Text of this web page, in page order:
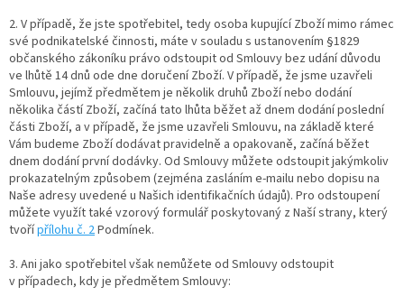
2. V případě, že jste spotřebitel, tedy osoba kupující Zboží mimo rámec
své podnikatelské činnosti, máte v souladu s ustanovením §1829
občanského zákoníku právo odstoupit od Smlouvy bez udání důvodu
ve lhůtě 14 dnů ode dne doručení Zboží. V případě, že jsme uzavřeli
Smlouvu, jejímž předmětem je několik druhů Zboží nebo dodání
několika částí Zboží, začíná tato lhůta běžet až dnem dodání poslední
části Zboží, a v případě, že jsme uzavřeli Smlouvu, na základě které
Vám budeme Zboží dodávat pravidelně a opakovaně, začíná běžet
dnem dodání první dodávky. Od Smlouvy můžete odstoupit jakýmkoliv
prokazatelným způsobem (zejména zasláním e-mailu nebo dopisu na
Naše adresy uvedené u Našich identifikačních údajů). Pro odstoupení
můžete využít také vzorový formulář poskytovaný z Naší strany, který
tvořípřílohu č. 2Podmínek.
3. Ani jako spotřebitel však nemůžete od Smlouvy odstoupit
v případech, kdy je předmětem Smlouvy: